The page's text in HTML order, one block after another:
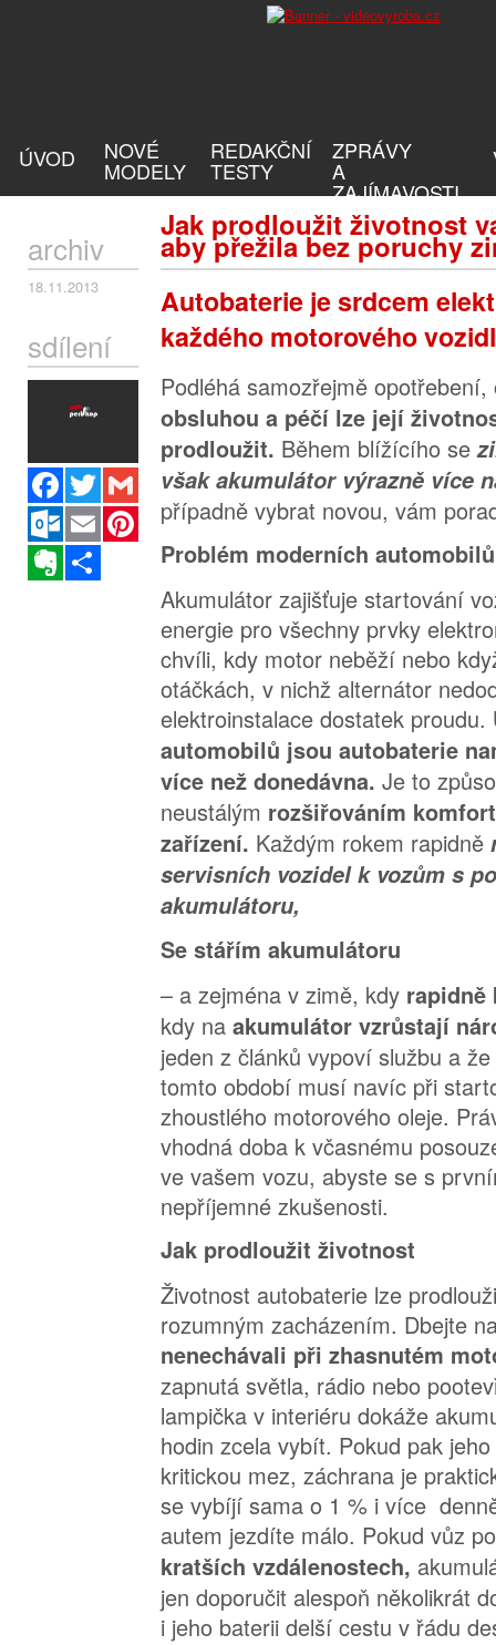
ÚVOD NOVÉ
MODELY
REDAKČNÍ
TESTY
ZPRÁVY
A
ZAJÍMAVOSTI
Jak prodloužit životnost
aby přežila bez poruchy
archiv
18.11.2013
sdílení
Facebook
Twitter
Gmail
Outlook.com
Email
Pinterest
Evernote
Autobaterie je srdcem
každého motorového
Podléhá samozřejmě
obsluhou a péčí lze její
prodloužit. Během blížícího se
však akumulátor výrazně více
případně vybrat novou, vám
Problém moderních automobilů
Akumulátor zajišťuje startování
energie pro všechny prvky
chvíli, kdy motor neběží nebo
otáčkách, v nichž alternátor
elektroinstalace dostatek proudu.
automobilů jsou autobaterie
více než donedávna. Je to
neustálým rozšiřováním
zařízení. Každým rokem rapidně
servisních vozidel k vozům s
akumulátoru,
Se stářím akumulátoru
– a zejména v zimě, kdy rapidně
kdy na akumulátor vzrůstají
jeden z článků vypoví službu a
tomto období musí navíc při
zhoustlého motorového oleje.
vhodná doba k včasnému
ve vašem vozu, abyste se s
nepříjemné zkušenosti.
Jak prodloužit životnost
Životnost autobaterie lze
rozumným zacházením. Dbejte
nenechávali při zhasnutém
zapnutá světla, rádio nebo
lampička v interiéru dokáže
hodin zcela vybít. Pokud pak
kritickou mez, záchrana je
se vybíjí sama o 1 % i více
autem jezdíte málo. Pokud vůz
kratších vzdálenostech,
jen doporučit alespoň několikrát
i jeho baterii delší cestu v řádu